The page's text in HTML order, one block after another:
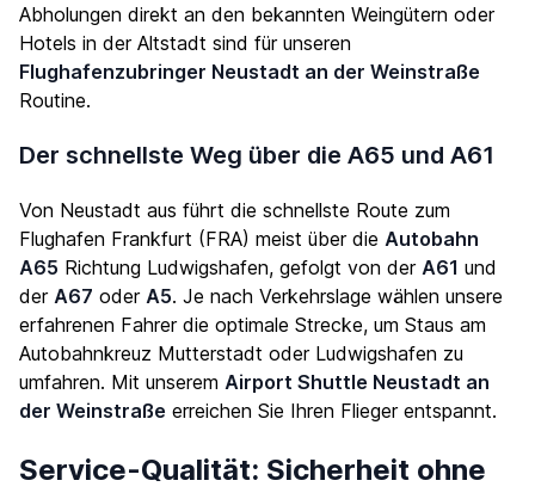
Abholungen direkt an den bekannten Weingütern oder
Hotels in der Altstadt sind für unseren
Flughafenzubringer Neustadt an der Weinstraße
Routine.
Der schnellste Weg über die A65 und A61
Von Neustadt aus führt die schnellste Route zum
Flughafen Frankfurt (FRA) meist über die Autobahn
A65 Richtung Ludwigshafen, gefolgt von der A61 und
der A67 oder A5. Je nach Verkehrslage wählen unsere
erfahrenen Fahrer die optimale Strecke, um Staus am
Autobahnkreuz Mutterstadt oder Ludwigshafen zu
umfahren. Mit unserem Airport Shuttle Neustadt an
der Weinstraße erreichen Sie Ihren Flieger entspannt.
Service-Qualität: Sicherheit ohne